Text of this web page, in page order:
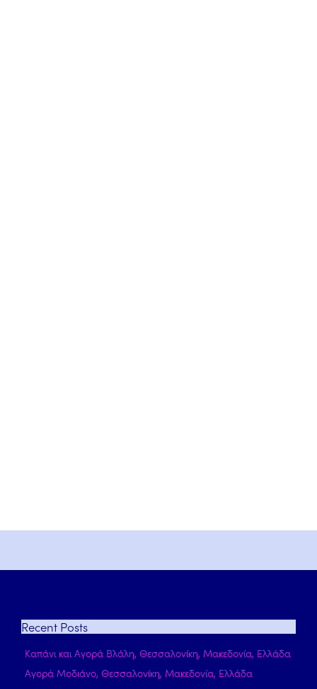
Recent Posts
Καπάνι και Αγορά Βλάλη, Θεσσαλονίκη, Μακεδονία, Ελλάδα
Αγορά Μοδιάνο, Θεσσαλονίκη, Μακεδονία, Ελλάδα